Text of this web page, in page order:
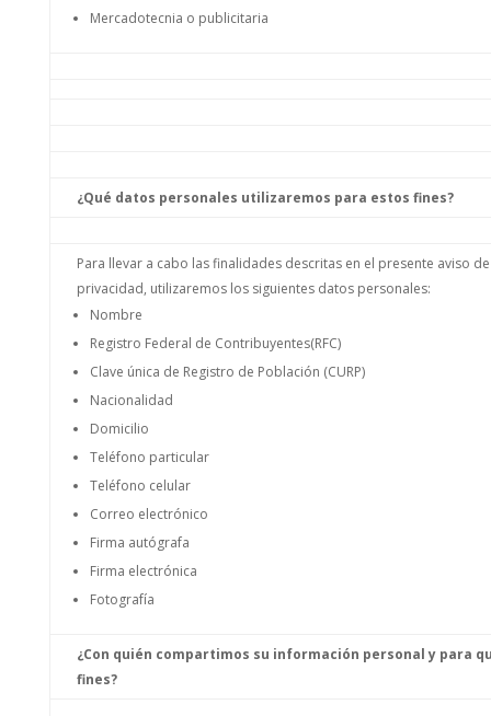
Mercadotecnia o publicitaria
¿Qué datos personales utilizaremos para estos fines?
Para llevar a cabo las finalidades descritas en el presente aviso de
privacidad, utilizaremos los siguientes datos personales:
Nombre
Registro Federal de Contribuyentes(RFC)
Clave única de Registro de Población (CURP)
Nacionalidad
Domicilio
Teléfono particular
Teléfono celular
Correo electrónico
Firma autógrafa
Firma electrónica
Fotografía
¿Con quién compartimos su información personal y para
fines?